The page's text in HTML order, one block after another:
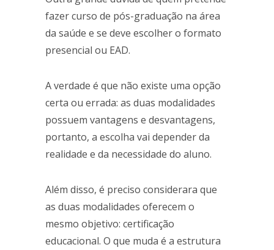
fazer curso de pós-graduação na área
da saúde e se deve escolher o formato
presencial ou EAD.
A verdade é que não existe uma opção
certa ou errada: as duas modalidades
possuem vantagens e desvantagens,
portanto, a escolha vai depender da
realidade e da necessidade do aluno.
Além disso, é preciso considerara que
as duas modalidades oferecem o
mesmo objetivo: certificação
educacional. O que muda é a estrutura